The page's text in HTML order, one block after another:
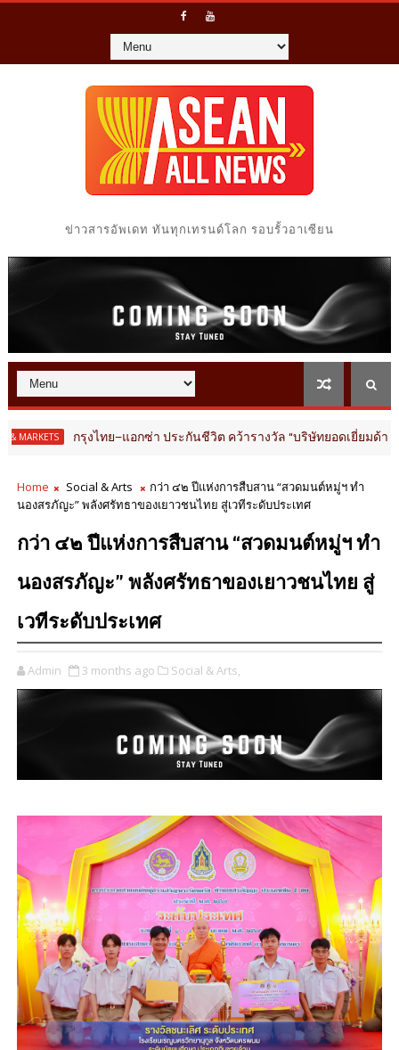
ข่าวสารอัพเดท ทันทุกเทรนด์โลก รอบรั้วอาเซียน
งไทย–แอกซ่า ประกันชีวิต คว้ารางวัล “บริษัทยอดเยี่ยมด้านประกันสุขภาพ
Home Social & Arts
กว่า ๔๒ ปีแห่งการสืบสาน “สวดมนต์หมู่ฯ ทำ
นองสรภัญะ” พลังศรัทธาของเยาวชนไทย สู่เวทีระดับประเทศ
กว่า ๔๒ ปีแห่งการสืบสาน “สวดมนต์หมู่ฯ ทำ
นองสรภัญะ” พลังศรัทธาของเยาวชนไทย สู่
เวทีระดับประเทศ
Admin 3 months ago Social & Arts,